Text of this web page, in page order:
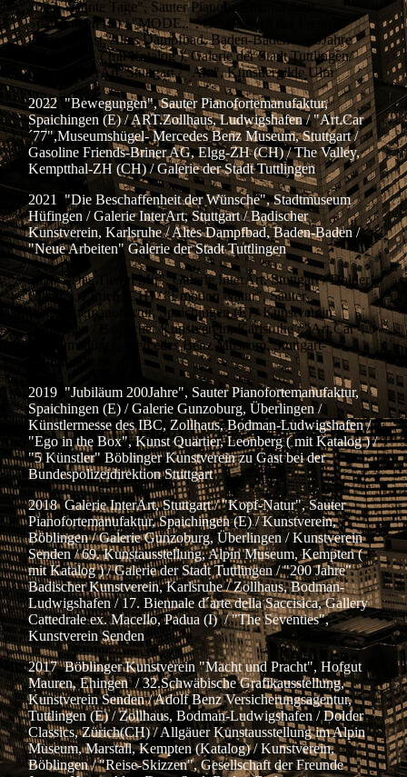
2023 "Bunte Tage", Sauter Pianofortemanufaktur,
Spaichingen (E) / "MODE..", Gesellschaft der Freunde
junger Kunst, Altes Dampfbad, Baden-Baden / "50Jahre
Kunstkreis" ( mit Katalog ), Galerie der Stadt Tuttlingen/
Galerie InterArt, Stuttgart / "Akt", Künstlergilde Ulm
2022 "Bewegungen", Sauter Pianofortemanufaktur,
Spaichingen (E) / ART.Zollhaus, Ludwigshafen / "Art.Car
´77",Museumshügel- Mercedes Benz Museum, Stuttgart /
Gasoline Friends-Briner AG, Elgg-ZH (CH) / The Valley,
Kemptthal-ZH (CH) / Galerie der Stadt Tuttlingen
2021 "Die Beschaffenheit der Wünsche", Stadtmuseum
Hüfingen / Galerie InterArt, Stuttgart / Badischer
Kunstverein, Karlsruhe / Altes Dampfbad, Baden-Baden /
"Neue Arbeiten" Galerie der Stadt Tuttlingen
2020 "Das Tier in Mir", Galerie InterArt, Stuttgart / Dolder
Classics, Zürich (CH) / "Emotion Natur", Sauter
Pianofortemanufaktur, Spaichingen (E) / Kunstverein
Böblingen / Badischer Kunstverein, Karlsruhe / "Art.Car",
Museumshügel- Mercedes Benz Museum, Stuttgart-
Untertürkheim
2019 "Jubiläum 200Jahre", Sauter Pianofortemanufaktur,
Spaichingen (E) / Galerie Gunzoburg, Überlingen /
Künstlermesse des IBC, Zollhaus, Bodman-Ludwigshafen /
"Ego in the Box", Kunst Quartier, Leonberg ( mit Katalog ) /
"5 Künstler" Böblinger Kunstverein zu Gast bei der
Bundespolizeidirektion Stuttgart
2018 Galerie InterArt, Stuttgart / "Kopf-Natur", Sauter
Pianofortemanufaktur, Spaichingen (E) / Kunstverein,
Böblingen / Galerie Gunzoburg, Überlingen / Kunstverein
Senden / 69. Kunstausstellung, Alpin Museum, Kempten (
mit Katalog ) / Galerie der Stadt Tuttlingen / "200 Jahre"
Badischer Kunstverein, Karlsruhe / Zollhaus, Bodman-
Ludwigshafen / 17. Biennale d´arte della Saccisica, Gallery
Cattedrale ex. Macello, Padua (I) / "The Seventies",
Kunstverein Senden
2017 Böblinger Kunstverein "Macht und Pracht", Hofgut
Mauren, Ehingen / 32.Schwäbische Grafikausstellung,
Kunstverein Senden / Adolf Benz Versicherungsagentur,
Tuttlingen (E) / Zollhaus, Bodman-Ludwigshafen / Dolder
Classics, Zürich(CH) / Allgäuer Kunstausstellung im Alpin
Museum, Marstall, Kempten (Katalog) / Kunstverein,
Böblingen / "Reise-Skizzen", Gesellschaft der Freunde